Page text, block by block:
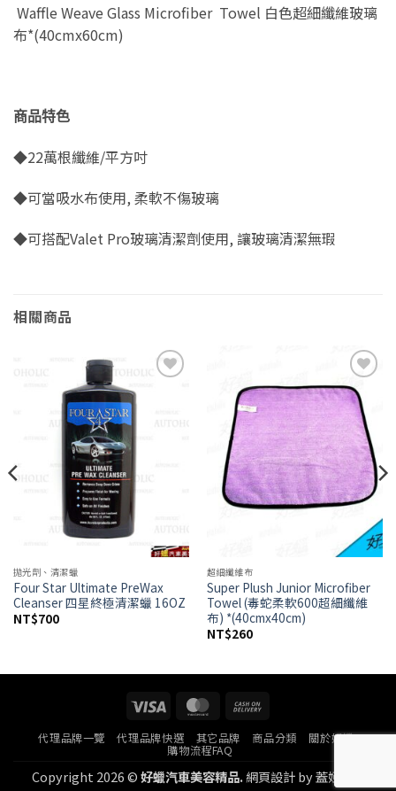
Waffle Weave Glass Microfiber Towel 白色超細纖維玻璃
布*(40cmx60cm)
商品特色
◆22萬根纖維/平方吋
◆可當吸水布使用, 柔軟不傷玻璃
◆可搭配Valet Pro玻璃清潔劑使用, 讓玻璃清潔無瑕
相關商品
拋光劑、清潔蠟
Four Star Ultimate PreWax
Cleanser 四星終極清潔蠟 16OZ
NT$700
Add to
wishlist
超細纖維布
Super Plush Junior Microfiber
Towel (毒蛇柔軟600超細纖維
布) *(40cmx40cm)
NT$260
Visa MasterCard
Delivery
代理品牌一覽 代理品牌快選 其它品牌 商品分類 關於好蠟
購物流程FAQ
Copyright 2026 ©好蠟汽車美容精品.網頁設計by蓋婭科技